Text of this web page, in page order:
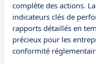
complète des actions.
indicateurs clés de
rapports détaillés en
précieux pour les
conformité